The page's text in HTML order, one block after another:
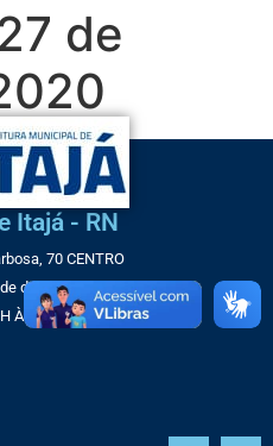
de
Itajá - RN
70 CENTRO
do Norte
ÀS 13H